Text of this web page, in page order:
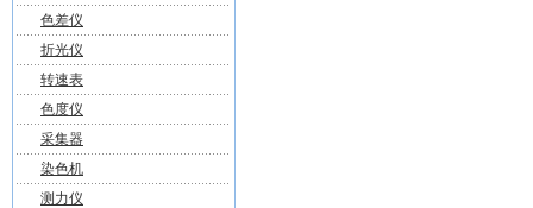
色差仪
折光仪
转速表
色度仪
采集器
染色机
测力仪